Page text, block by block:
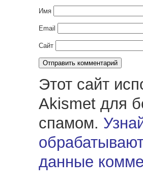
Имя
Email
Сайт
Этот сайт
Akismet для
спамом.
данные